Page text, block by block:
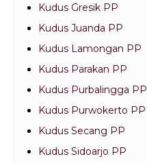
Kudus Gresik PP
Kudus Juanda PP
Kudus Lamongan PP
Kudus Parakan PP
Kudus Purbalingga PP
Kudus Purwokerto PP
Kudus Secang PP
Kudus Sidoarjo PP